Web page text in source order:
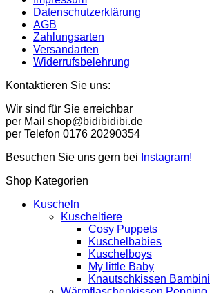
Datenschutzerklärung
AGB
Zahlungsarten
Versandarten
Widerrufsbelehrung
Kontaktieren Sie uns:
Wir sind für Sie erreichbar
per Mail shop@bidibidibi.de
per Telefon 0176 20290354
Besuchen Sie uns gern bei Instagram!
Shop Kategorien
Kuscheln
Kuscheltiere
Cosy Puppets
Kuschelbabies
Kuschelboys
My little Baby
Knautschkissen Bambini